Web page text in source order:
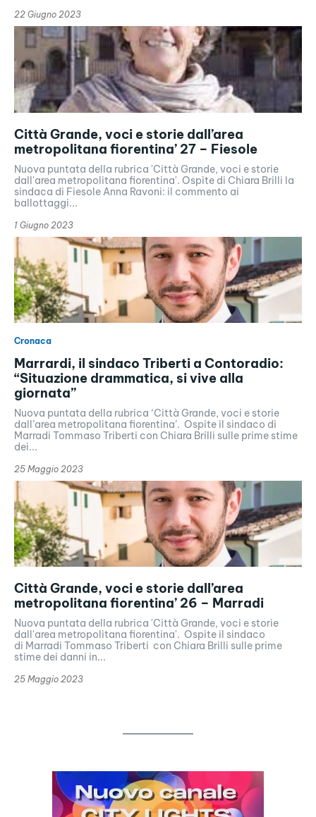
22 Giugno 2023
Città Grande, voci e storie dall’area
metropolitana fiorentina’ 27 – Fiesole
Nuova puntata della rubrica 'Città Grande, voci e storie
dall'area metropolitana fiorentina'. Ospite di Chiara Brilli la
sindaca di Fiesole Anna Ravoni: il commento ai
ballottaggi...
1 Giugno 2023
Cronaca
Marrardi, il sindaco Triberti a Contoradio:
“Situazione drammatica, si vive alla
giornata”
Nuova puntata della rubrica ‘Città Grande, voci e storie
dall’area metropolitana fiorentina’. Ospite il sindaco di
Marradi Tommaso Triberti con Chiara Brilli sulle prime stime
dei...
25 Maggio 2023
Città Grande, voci e storie dall’area
metropolitana fiorentina’ 26 – Marradi
Nuova puntata della rubrica 'Città Grande, voci e storie
dall'area metropolitana fiorentina'. Ospite il sindaco
di Marradi Tommaso Triberti con Chiara Brilli sulle prime
stime dei danni in...
25 Maggio 2023